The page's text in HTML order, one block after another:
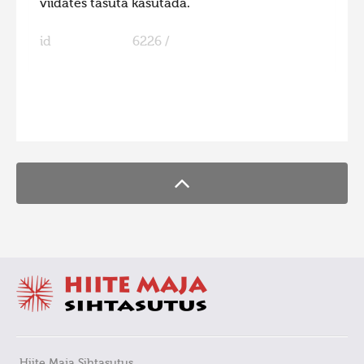
viidates tasuta kasutada.
id 6226 /